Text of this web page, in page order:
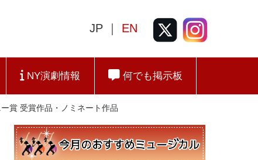
JP ｜ EN
NY演劇情報 何でも掲示板
賞 受賞作品・ノミネート作品